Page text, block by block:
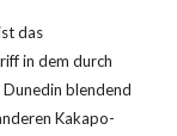
das
in dem durch
blendend
Kakapo-